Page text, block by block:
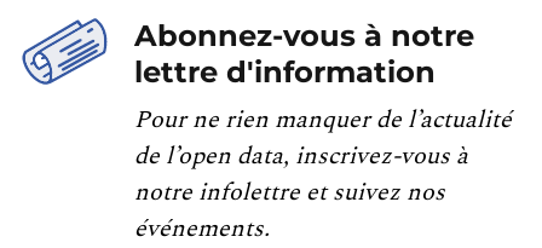
Abonnez-vous à notre
lettre d'information
Pour ne rien manquer de l’actualité
de l’open data, inscrivez-vous à
notre infolettre et suivez nos
événements.